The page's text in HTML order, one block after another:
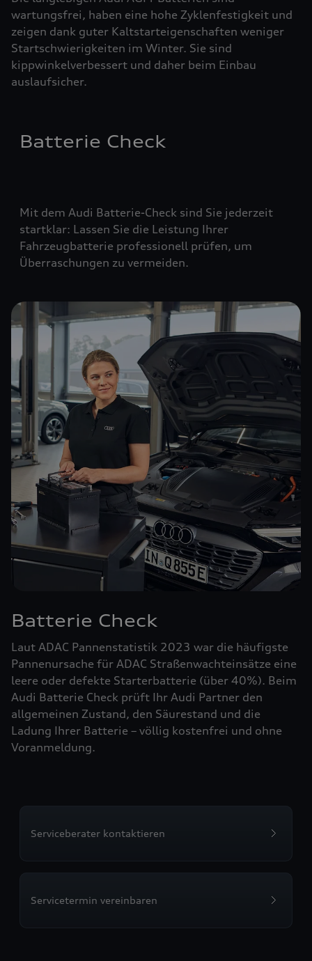
wartungsfrei, haben eine hohe Zyklenfestigkeit und
zeigen dank guter Kaltstarteigenschaften weniger
Startschwierigkeiten im Winter. Sie sind
kippwinkelverbessert und daher beim Einbau
auslaufsicher.
Batterie Check
Mit dem Audi Batterie-Check sind Sie jederzeit
startklar: Lassen Sie die Leistung Ihrer
Fahrzeugbatterie professionell prüfen, um
Überraschungen zu vermeiden.
Batterie Check
Laut ADAC Pannenstatistik 2023 war die häufigste
Pannenursache für ADAC Straßenwachteinsätze eine
leere oder defekte Starterbatterie (über 40%). Beim
Audi Batterie Check prüft Ihr Audi Partner den
allgemeinen Zustand, den Säurestand und die
Ladung Ihrer Batterie – völlig kostenfrei und ohne
Voranmeldung.
Serviceberater kontaktieren
Servicetermin vereinbaren